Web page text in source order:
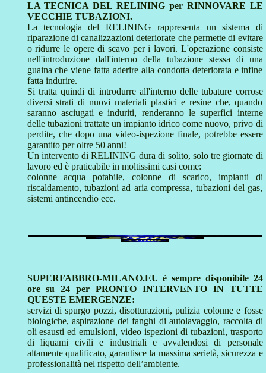
LA TECNICA DEL RELINING per RINNOVARE LE
VECCHIE TUBAZIONI.
La tecnologia del RELINING rappresenta un sistema di
riparazione di canalizzazioni deteriorate che permette di evitare
o ridurre le opere di scavo per i lavori. L'operazione consiste
nell'introduzione dall'interno della tubazione stessa di una
guaina che viene fatta aderire alla condotta deteriorata e infine
fatta indurire.
Si tratta quindi di introdurre all'interno delle tubature corrose
diversi strati di nuovi materiali plastici e resine che, quando
saranno asciugati e induriti, renderanno le superfici interne
delle tubazioni trattate un impianto idrico come nuovo, privo di
perdite, che dopo una video-ispezione finale, potrebbe essere
garantito per oltre 50 anni!
Un intervento di RELINING dura di solito, solo tre giornate di
lavoro ed è praticabile in moltissimi casi come:
colonne acqua potabile, colonne di scarico, impianti di
riscaldamento, tubazioni ad aria compressa, tubazioni del gas,
sistemi antincendio ecc.
SUPERFABBRO-MILANO.EU è sempre disponibile 24
ore su 24 per PRONTO INTERVENTO IN TUTTE
QUESTE EMERGENZE:
servizi di spurgo pozzi, disotturazioni, pulizia colonne e fosse
biologiche, aspirazione dei fanghi di autolavaggio, raccolta di
oli esausti ed emulsioni, video ispezioni di tubazioni, trasporto
di liquami civili e industriali e avvalendosi di personale
altamente qualificato, garantisce la massima serietà, sicurezza e
professionalità nel rispetto dell’ambiente.